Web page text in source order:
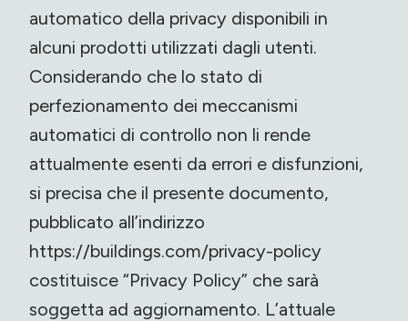
automatico della privacy disponibili in
alcuni prodotti utilizzati dagli utenti.
Considerando che lo stato di
perfezionamento dei meccanismi
automatici di controllo non li rende
attualmente esenti da errori e disfunzioni,
si precisa che il presente documento,
pubblicato all’indirizzo
https://buildings.com/privacy-policy
costituisce “Privacy Policy” che sarà
soggetta ad aggiornamento. L’attuale